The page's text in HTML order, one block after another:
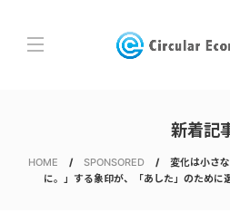
新着記
HOME SPONSORED
変化は小さ
に。」する象印が、「あした」のため